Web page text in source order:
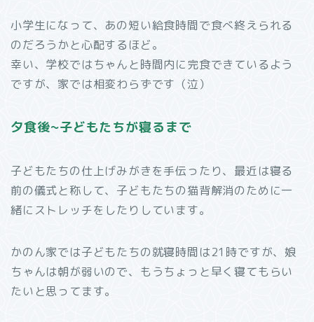
小学生になって、あの短い給食時間で食べ終えられる
のだろうかと心配するほど。
幸い、学校ではちゃんと時間内に完食できているよう
ですが、家では相変わらずです（泣）
夕食後~子どもたちが寝るまで
子どもたちの仕上げみがきを手伝ったり、最近は寝る
前の儀式と称して、子どもたちの猫背解消のために一
緒にストレッチをしたりしています。
かのん家では子どもたちの就寝時間は21時ですが、娘
ちゃんは朝が弱いので、もうちょっと早く寝てもらい
たいと思ってます。